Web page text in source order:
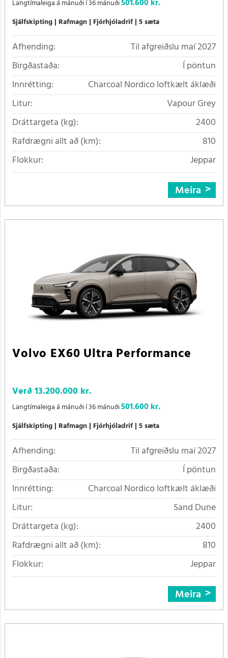
Langtímaleiga á mánuði í 36 mánuði501.600 kr.
Sjálfskipting Rafmagn Fjórhjóladrif 5 sæta
Afhending:
Til afgreiðslu maí 2027
Birgðastaða:
Í pöntun
Innrétting:
Charcoal Nordico loftkælt áklæði
Litur:
Vapour Grey
Dráttargeta (kg):
2400
Rafdrægni allt að (km):
810
Flokkur:
Jeppar
Meira
Volvo EX60 Ultra Performance
Verð13.200.000 kr.
Langtímaleiga á mánuði í 36 mánuði501.600 kr.
Sjálfskipting Rafmagn Fjórhjóladrif 5 sæta
Afhending:
Til afgreiðslu maí 2027
Birgðastaða:
Í pöntun
Innrétting:
Charcoal Nordico loftkælt áklæði
Litur:
Sand Dune
Dráttargeta (kg):
2400
Rafdrægni allt að (km):
810
Flokkur:
Jeppar
Meira